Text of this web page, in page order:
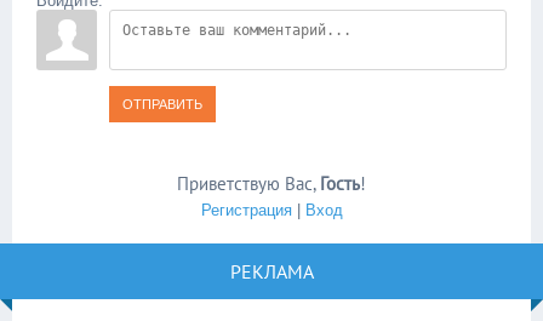
ОТПРАВИТЬ
Приветствую Вас, Гость!
Регистрация| Вход
РЕКЛАМА